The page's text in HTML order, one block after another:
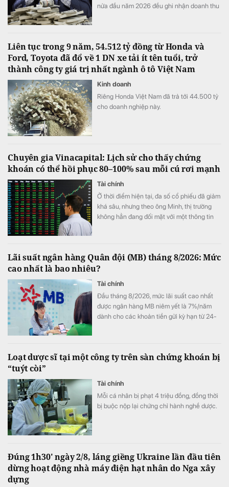
nửa đầu năm 2026 đều ghi nhận doanh thu
Liên tục trong 9 năm, 54.512 tỷ đồng từ Honda và
Ford, Toyota đã đổ về 1 DN xe tải ít tên tuổi, trở
thành công ty giá trị nhất ngành ô tô Việt Nam
Kinh doanh
Riêng Honda Việt Nam đã trả tới 44.500 tỷ
cho doanh nghiệp này.
Chuyên gia Vinacapital: Lịch sử cho thấy chứng
khoán có thể hồi phục 80–100% sau mỗi cú rơi mạnh
Tài chính
Ở thời điểm hiện tại, đa số cổ phiếu đã giảm
khá sâu, nhưng theo ông Minh, thị trường
không hẳn đang đối mặt với một thông tin
Lãi suất ngân hàng Quân đội (MB) tháng 8/2026: Mức
cao nhất là bao nhiêu?
Tài chính
Đầu tháng 8/2026, mức lãi suất cao nhất
được ngân hàng MB niêm yết là 7%/năm
dành cho các khoản tiền gửi kỳ hạn từ 24-
Loạt dược sĩ tại một công ty trên sàn chứng khoán bị
“tuýt còi”
Tài chính
Mỗi cá nhân bị phạt 4 triệu đồng, đồng thời
bị buộc nộp lại chứng chỉ hành nghề dược.
Đúng 1h30' ngày 2/8, láng giềng Ukraine lần đầu tiên
dừng hoạt động nhà máy điện hạt nhân do Nga xây
dựng